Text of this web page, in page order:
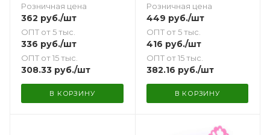
Розничная цена
362 руб./шт
ОПТ от 5 тыс.
336 руб./шт
ОПТ от 15 тыс.
308.33 руб./шт
В КОРЗИНУ
Розничная цена
449 руб./шт
ОПТ от 5 тыс.
416 руб./шт
ОПТ от 15 тыс.
382.16 руб./шт
В КОРЗИНУ